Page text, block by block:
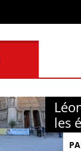
les